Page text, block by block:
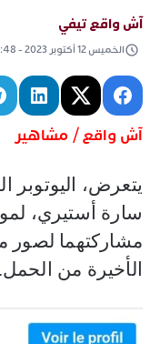
آش واقع تيفي
الخميس 12 أكتوبر 2023 - 09:48
آش واقع / مشاهير
يتعرض، اليوتوبر
سارة أستيري،
مشاركتهما لصور
الأخيرة من الحمل.